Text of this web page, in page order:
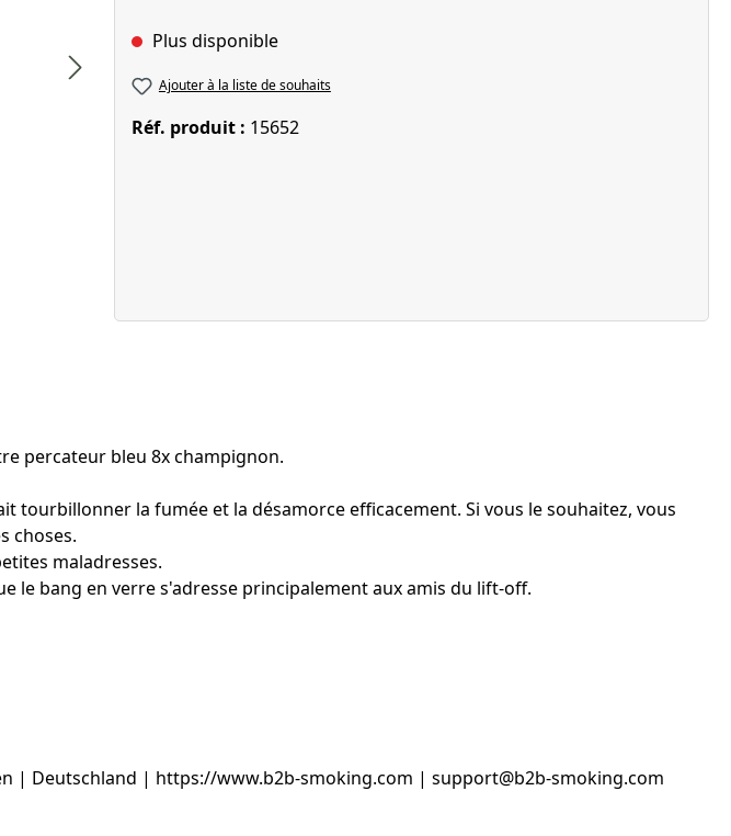
Plus disponible
Ajouter à la liste de souhaits
Réf. produit : 15652
percateur bleu 8x champignon.
tourbillonner la fumée et la désamorce efficacement. Si vous le souhaitez, vous
choses.
maladresses.
le bang en verre s'adresse principalement aux amis du lift-off.
| Deutschland | https://www.b2b-smoking.com | support@b2b-smoking.com